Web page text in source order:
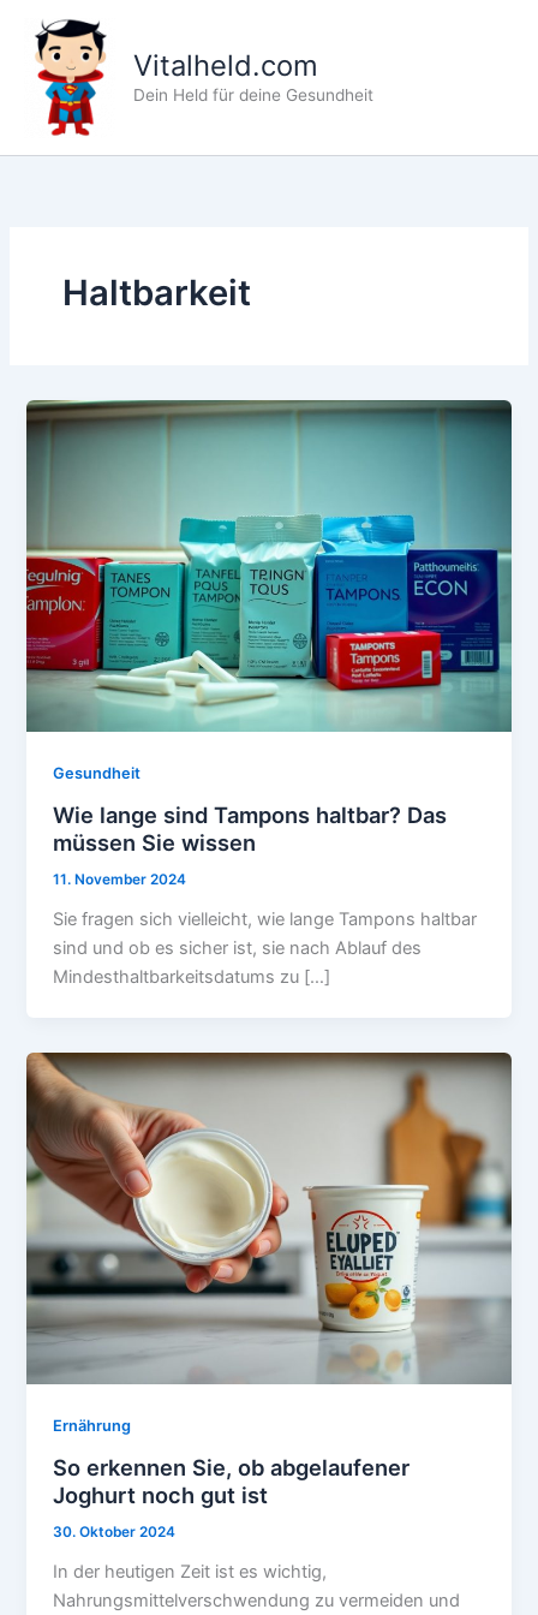
Inhalt
springen
Vitalheld.com
Dein Held für deine Gesundheit
Haltbarkeit
Gesundheit
Wie lange sind Tampons haltbar? Das
müssen Sie wissen
11. November 2024
Sie fragen sich vielleicht, wie lange Tampons haltbar
sind und ob es sicher ist, sie nach Ablauf des
Mindesthaltbarkeitsdatums zu […]
Ernährung
So erkennen Sie, ob abgelaufener
Joghurt noch gut ist
30. Oktober 2024
In der heutigen Zeit ist es wichtig,
Nahrungsmittelverschwendung zu vermeiden und